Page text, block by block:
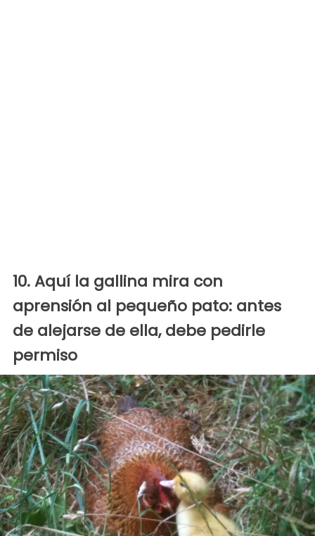
10. Aquí la gallina mira con
aprensión al pequeño pato: antes
de alejarse de ella, debe pedirle
permiso